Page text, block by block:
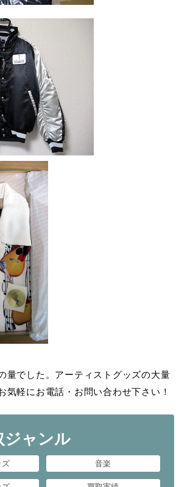
量でした。アーティストグッズの大量
気軽にお電話・お問い合わせ下さい！
ジャンル
ズ 音楽